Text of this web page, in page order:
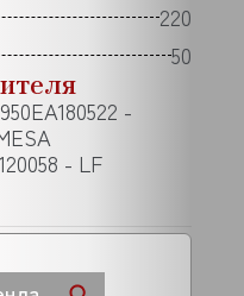
220
50
-
- LF